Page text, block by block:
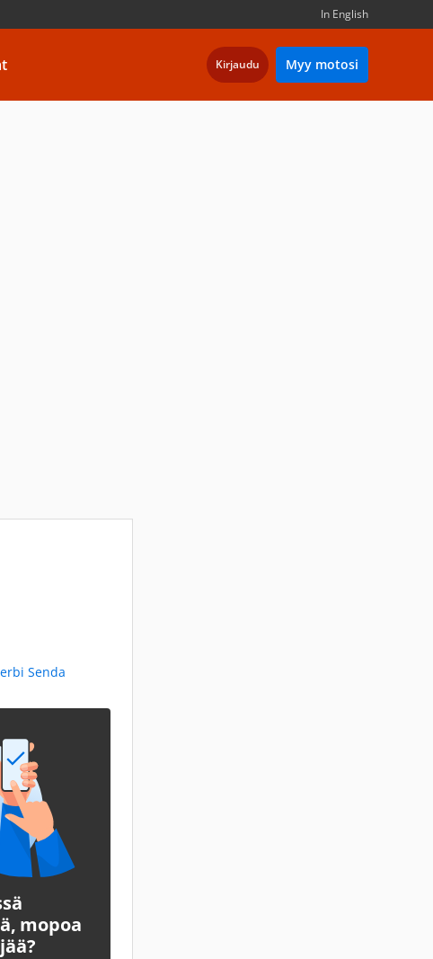
In English
Kirjaudu Myy motosi
Senda
mopoa